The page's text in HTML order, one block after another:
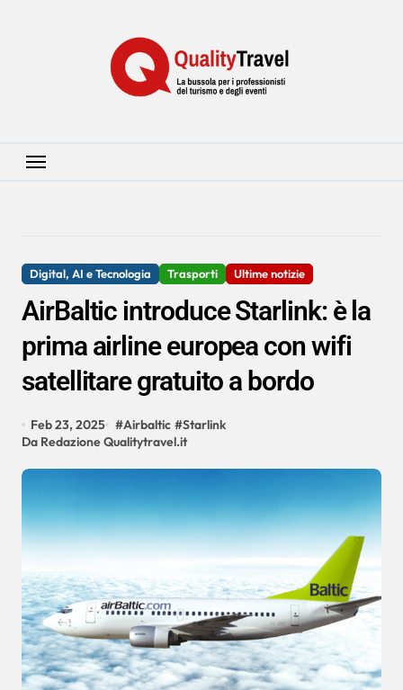
Digital, AI e Tecnologia Trasporti Ultime notizie
AirBaltic introduce Starlink: è la
prima airline europea con wifi
satellitare gratuito a bordo
Feb 23, 2025 #Airbaltic #Starlink
Da Redazione Qualitytravel.it